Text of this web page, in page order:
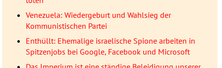
Venezuela: Wiedergeburt und Wahlsieg der
Kommunistischen Partei
Enthüllt: Ehemalige israelische Spione arbeiten in
Spitzenjobs bei Google, Facebook und Microsoft